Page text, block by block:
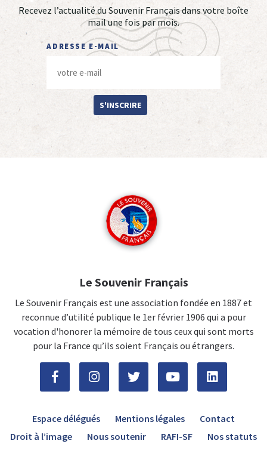
Recevez l’actualité du Souvenir Français dans votre boîte
mail une fois par mois.
ADRESSE E-MAIL
S'INSCRIRE
Le Souvenir Français
Le Souvenir Français est une association fondée en 1887 et
reconnue d’utilité publique le 1er février 1906 qui a pour
vocation d'honorer la mémoire de tous ceux qui sont morts
pour la France qu’ils soient Français ou étrangers.
Espace délégués Mentions légales
Contact
Droit à l’image
Nous soutenir RAFI-SF Nos statuts